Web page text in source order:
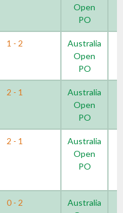
Open
PO
1 - 2
Australia
Open
PO
2 - 1
Australia
Open
PO
2 - 1
Australia
Open
PO
0 - 2
Australia